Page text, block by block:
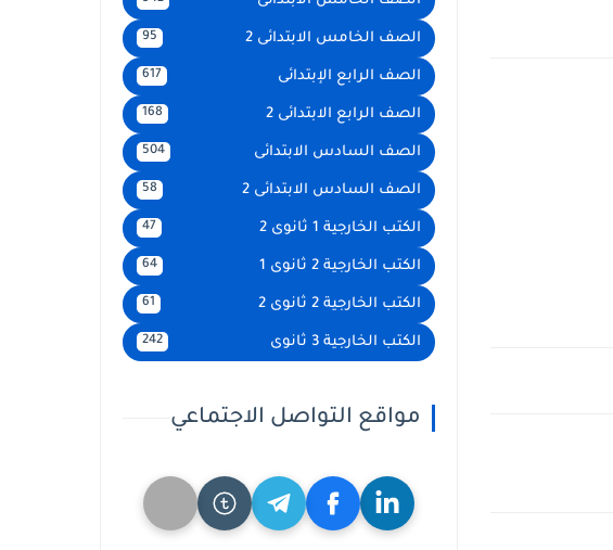
الصف الخامس الابتدائى 2 95
الصف الرابع الإبتدائى 617
الصف الرابع الابتدائى 2 168
الصف السادس الابتدائى 504
الصف السادس الابتدائى 2 58
الكتب الخارجية 1 ثانوى 2 47
الكتب الخارجية 2 ثانوى 1 64
الكتب الخارجية 2 ثانوى 2 61
الكتب الخارجية 3 ثانوى 242
مواقع التواصل الاجتماعي